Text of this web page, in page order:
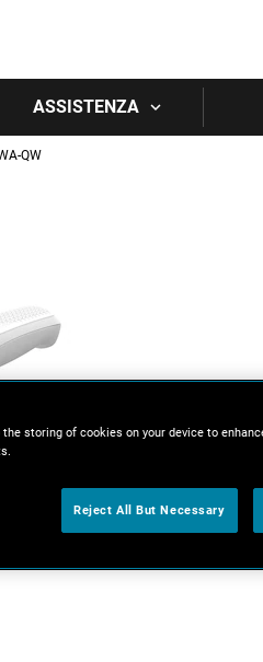
ASSISTENZA
QW
storing of cookies on your device to
Reject All But Necessary